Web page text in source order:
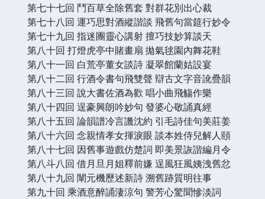
第七十七回 鬥百草全除舊套 對群花別出心裁
第七十八回 運巧思對酒縱諧談 飛舊句當筵行妙令
第七十九回 指迷團靈心講射 擅巧技妙算談天
第八十回 打燈虎亭中賭畫扇 拋氣毬園內舞花鞋
第八十一回 白荒亭董女談詩 凝翠館蘭姑設宴
第八十二回 行酒令書句飛雙聲 辯古文字音訛疊韻
第八十三回 說大書佐酒為歡 唱小曲飛觴作樂
第八十四回 逞豪興朗吟妙句 發婆心敬誦真經
第八十五回 論韻譜冷言譏沈約 引毛詩佳句美莊姜
第八十六回 念親情孝女揮淚眼 談本姓侍兒解人頤
第八十七回 因舊事遊戲仿楚詞 即美景詼諧編月令
第八斗八回 借月旦月姐釋前嫌 逞風狂風姨洩舊忿
第八十九回 闡元機歷述新詩 溯舊跡質明往事
第九十回 乘酒意醉誦淒涼句 警芳心驚聞慘淡詞